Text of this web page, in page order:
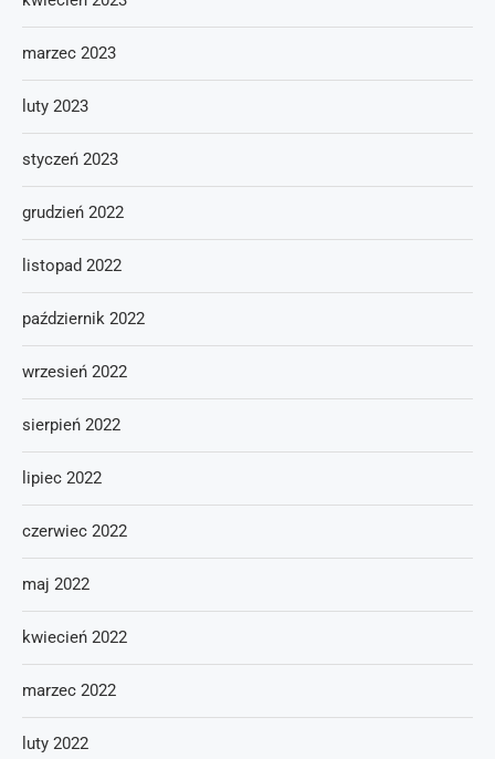
marzec 2023
luty 2023
styczeń 2023
grudzień 2022
listopad 2022
październik 2022
wrzesień 2022
sierpień 2022
lipiec 2022
czerwiec 2022
maj 2022
kwiecień 2022
marzec 2022
luty 2022